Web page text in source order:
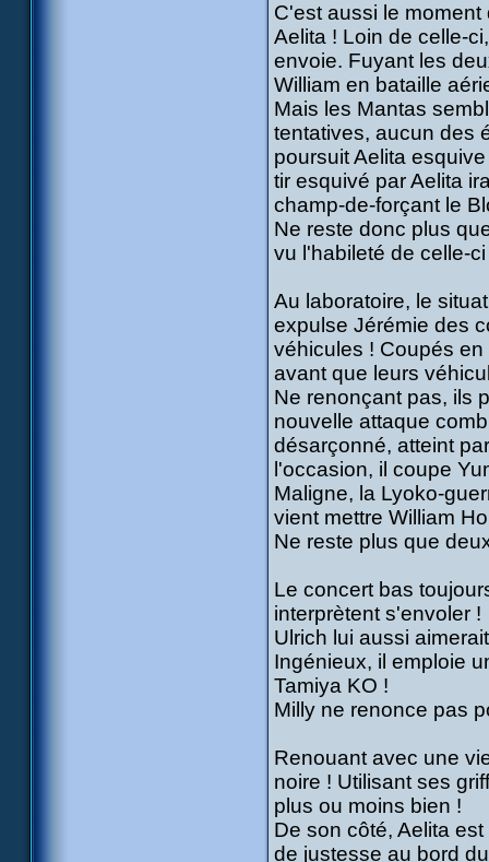
C'est aussi le
Aelita ! Loin de celle-
envoie. Fuyant les
William en bataille
Mais les Mantas
tentatives, aucun des
poursuit Aelita
tir esquivé par Aelita
champ-de-forçant le
Ne reste donc plus
vu l'habileté de celle-ci
Au laboratoire, le
expulse Jérémie des
véhicules ! Coupés
avant que leurs
Ne renonçant pas, ils
nouvelle attaque
désarçonné, atteint
l'occasion, il coupe
Maligne, la Lyoko-
vient mettre William
Ne reste plus que
Le concert bas
interprètent s'envoler !
Ulrich lui aussi
Ingénieux, il emploie
Tamiya KO !
Milly ne renonce pas
Renouant avec une
noire ! Utilisant ses
plus ou moins bien !
De son côté, Aelita
de justesse au bord